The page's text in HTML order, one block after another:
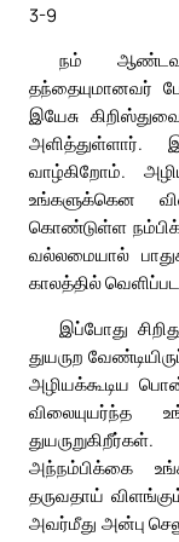
3-9
நம் ஆண்டவர்
தந்தையுமானவர்
இயேசு
அளித்துள்ளார்.
வாழ்கிறோம்.
உங்களுக்கென
கொண்டுள்ள
வல்லமையால்
காலத்தில்
இப்போது
துயருற
அழியக்கூடிய பொன்
விலையுயர்ந்த
அந்நம்பிக்கை
தருவதாய்
அவர்மீது அன்பு